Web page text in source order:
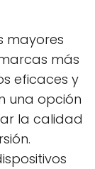
mayores
más
eficaces y
una opción
la calidad